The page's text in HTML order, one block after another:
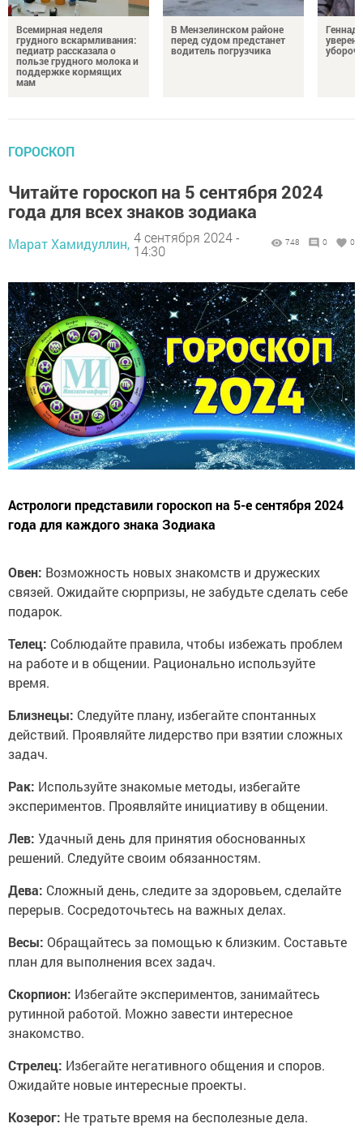
Всемирная неделя
грудного вскармливания:
педиатр рассказала о
пользе грудного молока и
поддержке кормящих
мам
В Мензелинском районе
перед судом предстанет
водитель погрузчика
ГОРОСКОП
Читайте гороскоп на 5 сентября 2024
года для всех знаков зодиака
Марат Хамидуллин, 4 сентября 2024 -
14:30
748 0 0
Астрологи представили гороскоп на 5-е сентября 2024
года для каждого знака Зодиака
Овен: Возможность новых знакомств и дружеских
связей. Ожидайте сюрпризы, не забудьте сделать себе
подарок.
Телец: Соблюдайте правила, чтобы избежать проблем
на работе и в общении. Рационально используйте
время.
Близнецы: Следуйте плану, избегайте спонтанных
действий. Проявляйте лидерство при взятии сложных
задач.
Рак: Используйте знакомые методы, избегайте
экспериментов. Проявляйте инициативу в общении.
Лев: Удачный день для принятия обоснованных
решений. Следуйте своим обязанностям.
Дева: Сложный день, следите за здоровьем, сделайте
перерыв. Сосредоточьтесь на важных делах.
Весы: Обращайтесь за помощью к близким. Составьте
план для выполнения всех задач.
Скорпион: Избегайте экспериментов, занимайтесь
рутинной работой. Можно завести интересное
знакомство.
Стрелец: Избегайте негативного общения и споров.
Ожидайте новые интересные проекты.
Козерог: Не тратьте время на бесполезные дела.